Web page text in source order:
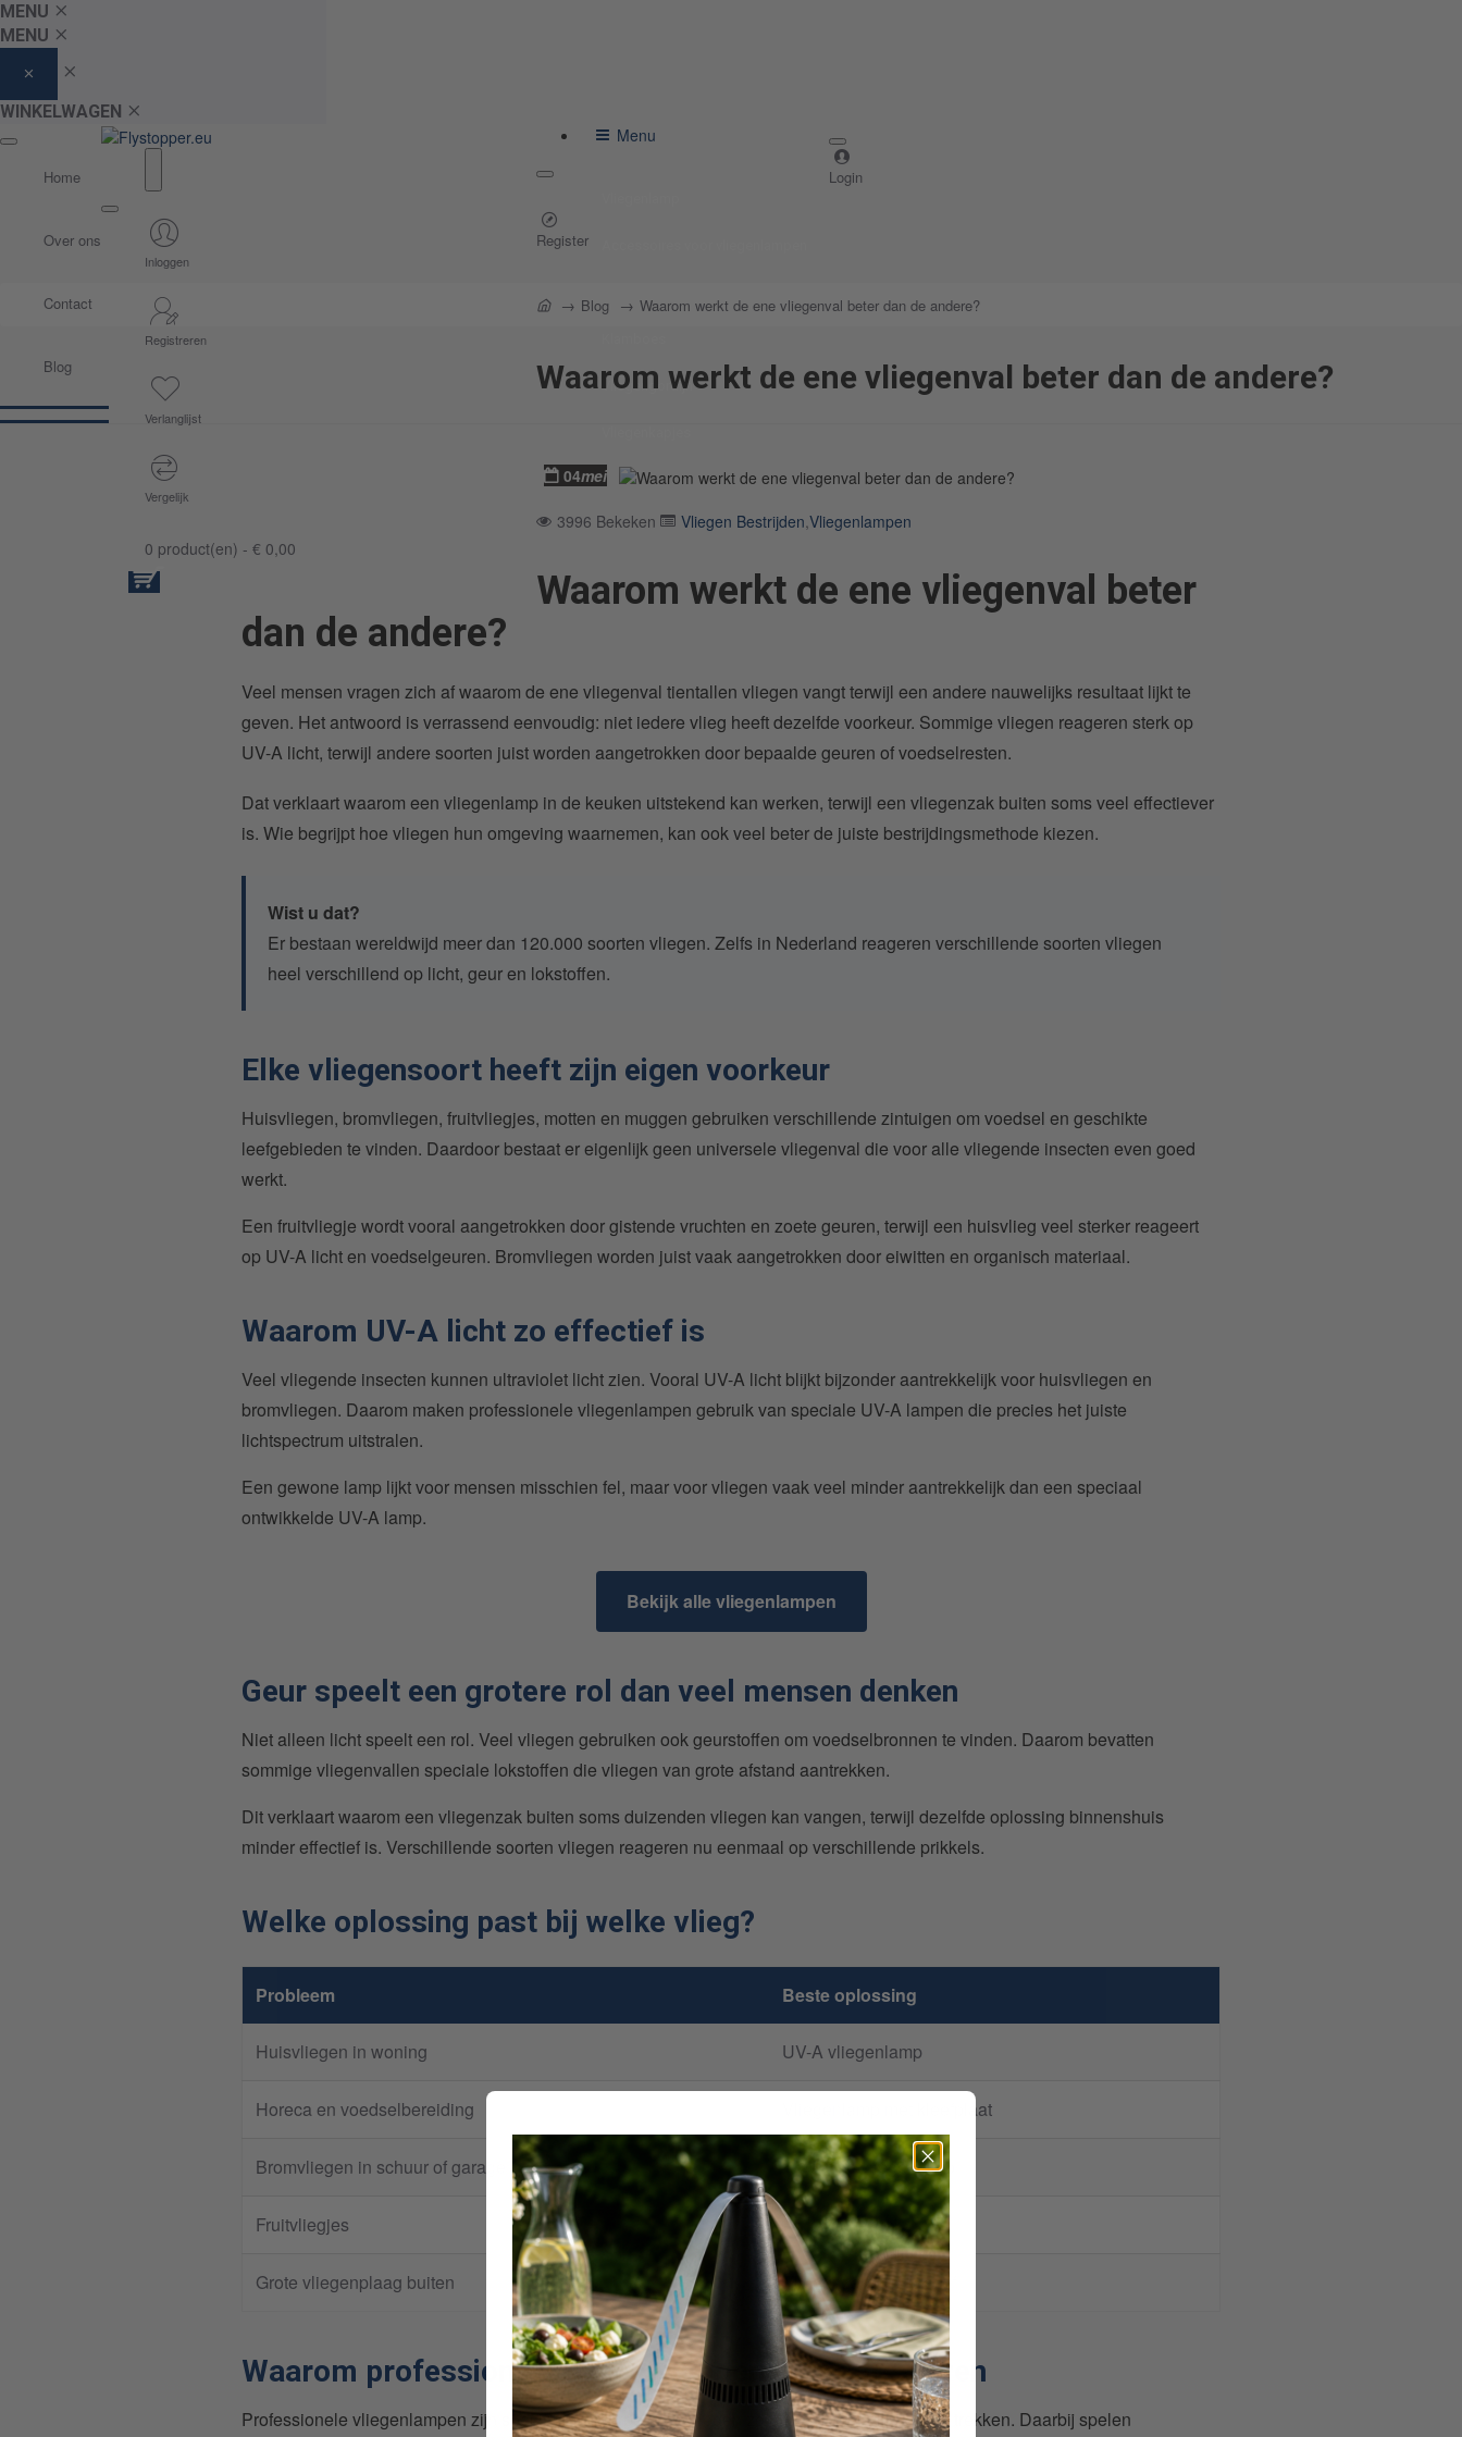
MENU
MENU
WINKELWAGEN
Home
Over ons
Contact
Blog
Inloggen
Registreren
Verlanglijst
Vergelijk
0 product(en) - € 0,00
Menu
Vliegengordijn
Login
Register
homeBlog Waarom werkt de ene vliegenval beter dan de andere?
Waarom werkt de ene vliegenval beter dan de andere?
04mei
3996 Bekeken Vliegen Bestrijden,Vliegenlampen
Waarom werkt de ene vliegenval beter
dan de andere?
Veel mensen vragen zich af waarom de ene vliegenval tientallen vliegen vangt terwijl een andere nauwelijks resultaat lijkt te
geven. Het antwoord is verrassend eenvoudig: niet iedere vlieg heeft dezelfde voorkeur. Sommige vliegen reageren sterk op
UV-A licht, terwijl andere soorten juist worden aangetrokken door bepaalde geuren of voedselresten.
Dat verklaart waarom een vliegenlamp in de keuken uitstekend kan werken, terwijl een vliegenzak buiten soms veel effectiever
is. Wie begrijpt hoe vliegen hun omgeving waarnemen, kan ook veel beter de juiste bestrijdingsmethode kiezen.
Wist u dat?
Er bestaan wereldwijd meer dan 120.000 soorten vliegen. Zelfs in Nederland reageren verschillende soorten vliegen
heel verschillend op licht, geur en lokstoffen.
Elke vliegensoort heeft zijn eigen voorkeur
Huisvliegen, bromvliegen, fruitvliegjes, motten en muggen gebruiken verschillende zintuigen om voedsel en geschikte
leefgebieden te vinden. Daardoor bestaat er eigenlijk geen universele vliegenval die voor alle vliegende insecten even goed
werkt.
Een fruitvliegje wordt vooral aangetrokken door gistende vruchten en zoete geuren, terwijl een huisvlieg veel sterker reageert
op UV-A licht en voedselgeuren. Bromvliegen worden juist vaak aangetrokken door eiwitten en organisch materiaal.
Waarom UV-A licht zo effectief is
Veel vliegende insecten kunnen ultraviolet licht zien. Vooral UV-A licht blijkt bijzonder aantrekkelijk voor huisvliegen en
bromvliegen. Daarom maken professionele vliegenlampen gebruik van speciale UV-A lampen die precies het juiste
lichtspectrum uitstralen.
Een gewone lamp lijkt voor mensen misschien fel, maar voor vliegen vaak veel minder aantrekkelijk dan een speciaal
ontwikkelde UV-A lamp.
Bekijk alle vliegenlampen
Geur speelt een grotere rol dan veel mensen denken
Niet alleen licht speelt een rol. Veel vliegen gebruiken ook geurstoffen om voedselbronnen te vinden. Daarom bevatten
sommige vliegenvallen speciale lokstoffen die vliegen van grote afstand aantrekken.
Dit verklaart waarom een vliegenzak buiten soms duizenden vliegen kan vangen, terwijl dezelfde oplossing binnenshuis
minder effectief is. Verschillende soorten vliegen reageren nu eenmaal op verschillende prikkels.
Welke oplossing past bij welke vlieg?
Probleem Beste oplossing
Huisvliegen in woning UV-A vliegenlamp
Horeca en voedselbereiding Vliegenlamp met kleefplaat
Bromvliegen in schuur of garage Krachtige vliegenlamp
Fruitvliegjes Fruitvliegjesval
Grote vliegenplaag buiten Vliegenzak met lokstof
Waarom professionele vliegenlampen beter presteren
Professionele vliegenlampen zijn speciaal ontworpen om vliegen zo efficiënt mogelijk aan te trekken. Daarbij spelen